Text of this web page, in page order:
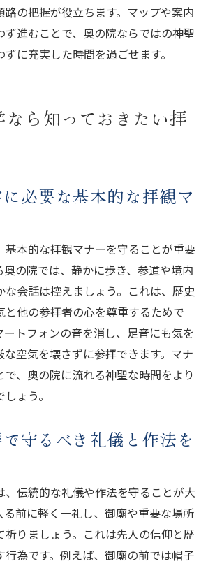
路の把握が役立ちます。マップや案内
ず進むことで、奥の院ならではの神聖
に充実した時間を過ごせます。
なら知っておきたい拝
必要な基本的な拝観マ
基本的な拝観マナーを守ることが重要
奥の院では、静かに歩き、参道や境内
な会話は控えましょう。これは、歴史
と他の参拝者の心を尊重するためで
ートフォンの音を消し、足音にも気を
な空気を壊さずに参拝できます。マナ
で、奥の院に流れる神聖な時間をより
ょう。
守るべき礼儀と作法を
、伝統的な礼儀や作法を守ることが大
る前に軽く一礼し、御廟や重要な場所
祈りましょう。これは先人の信仰と歴
行為です。例えば、御廟の前では帽子